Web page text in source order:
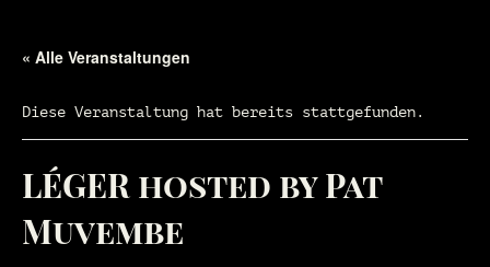
« Alle Veranstaltungen
Diese Veranstaltung hat bereits stattgefunden.
LÉGER hosted by Pat
Muvembe